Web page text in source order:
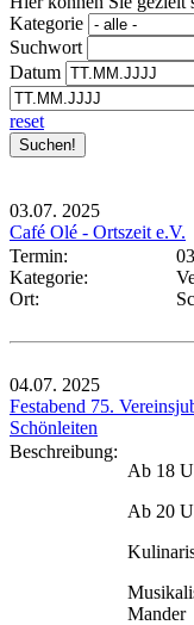
Kategorie
Suchwort
Datum
reset
03.07. 2025
Café Olé - Ortszeit e.V.
Termin:
Kategorie:
Ort:
04.07. 2025
Festabend 75.
Schönleiten
Beschreibung:
Ab 18
Ab 20
Mander